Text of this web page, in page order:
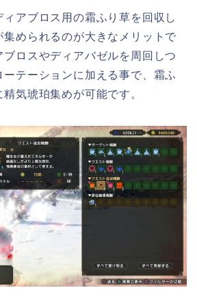
ィアブロス用の霜ふり草を回収し
集められるのが大きなメリットで
ロスやディアバゼルを周回しつ
テーションに加える事で、霜ふ
気琥珀集めが可能です。